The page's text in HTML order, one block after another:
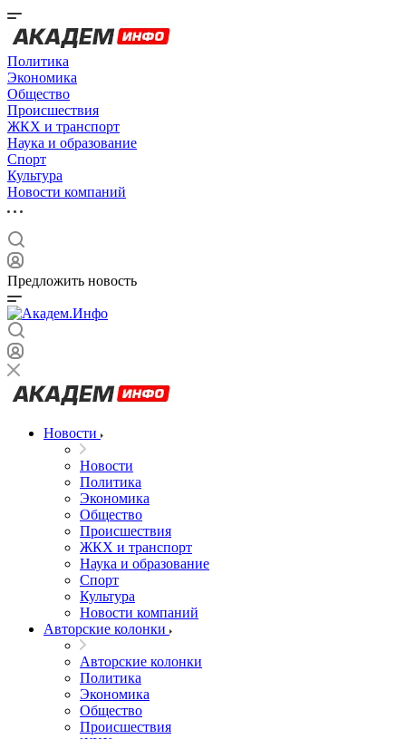
Политика
Экономика
Общество
Происшествия
ЖКХ и транспорт
Наука и образование
Спорт
Культура
Новости компаний
Предложить новость
Новости
Новости
Политика
Экономика
Общество
Происшествия
ЖКХ и транспорт
Наука и образование
Спорт
Культура
Новости компаний
Авторские колонки
Авторские колонки
Политика
Экономика
Общество
Происшествия